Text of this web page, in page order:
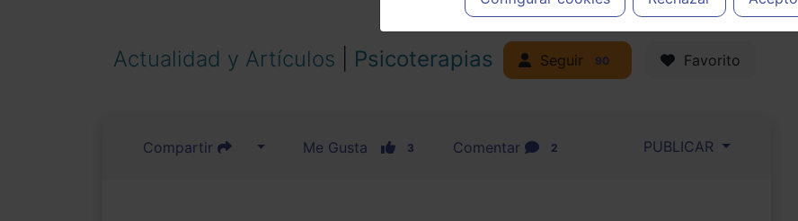
Actualidad y Artículos Psicoterapias Seguir 90 Favorito
Compartir Me Gusta 3 Comentar 2 PUBLICAR